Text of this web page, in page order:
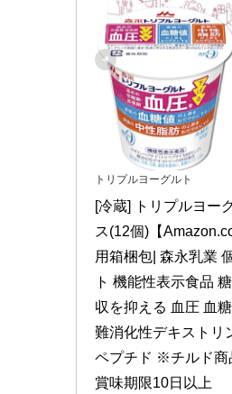
トリプルヨーグルト
[冷蔵] トリプルヨー
ス(12個)【
用箱梱包| 森永乳業
ト 機能性表示食品
収を抑える 血圧 血
難消化性デキストリ
ペプチド ※チルド商
賞味期限10日以上